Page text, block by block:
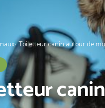
Toiletteur canin autour de